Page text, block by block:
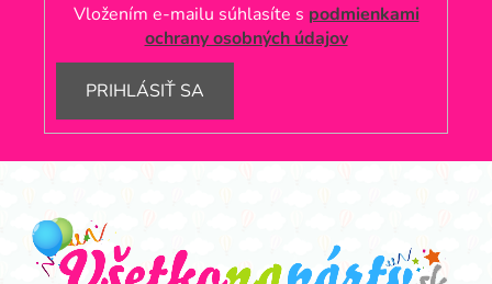
Vložením e-mailu súhlasíte s podmienkami
ochrany osobných údajov
PRIHLÁSIŤ SA
Z